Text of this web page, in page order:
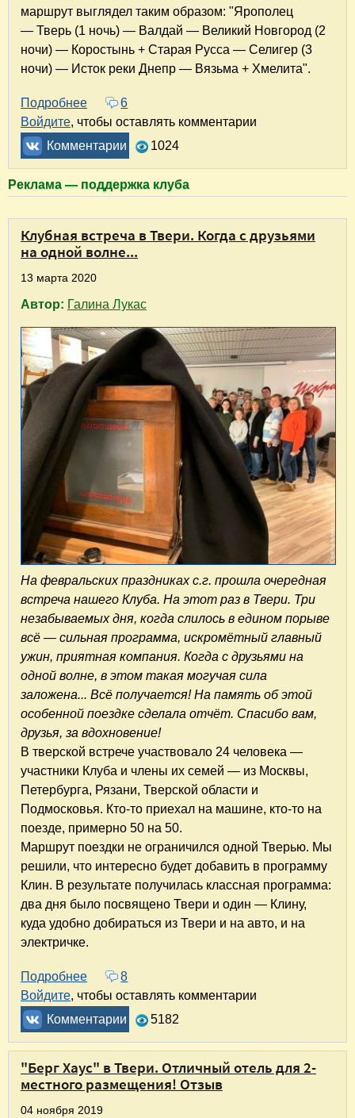
маршрут выглядел таким образом: "Ярополец
— Тверь (1 ночь) — Валдай — Великий Новгород (2
ночи) — Коростынь + Старая Русса — Селигер (3
ночи) — Исток реки Днепр — Вязьма + Хмелита".
Подробнее о Внезапный летний отпуск, или Куда
6
Войдите, чтобы оставлять комментарии
Комментарии
1024
Реклама — поддержка клуба
Клубная встреча в Твери. Когда с друзьями
на одной волне...
13 марта 2020
Автор: Галина Лукас
На февральских праздниках с.г. прошла очередная
встреча нашего Клуба. На этот раз в Твери. Три
незабываемых дня, когда слилось в едином порыве
всё — сильная программа, искромётный главный
ужин, приятная компания. Когда с друзьями на
одной волне, в этом такая могучая сила
заложена... Всё получается! На память об этой
особенной поездке сделала отчёт. Спасибо вам,
друзья, за вдохновение!
В тверской встрече участвовало 24 человека —
участники Клуба и члены их семей — из Москвы,
Петербурга, Рязани, Тверской области и
Подмосковья. Кто-то приехал на машине, кто-то на
поезде, примерно 50 на 50.
Маршрут поездки не ограничился одной Тверью. Мы
решили, что интересно будет добавить в программу
Клин. В результате получилась классная программа:
два дня было посвящено Твери и один — Клину,
куда удобно добираться из Твери и на авто, и на
электричке.
Подробнее о Клубная встреча в Твери. Когда с
8
Войдите, чтобы оставлять комментарии
Комментарии
5182
"Берг Хаус" в Твери. Отличный отель для 2-
местного размещения! Отзыв
04 ноября 2019